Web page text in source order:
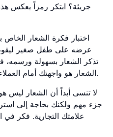
جريئة؟ ابتكر رمزاً يعكس
اختبار فكرة الشعار
عرضه على طفل صغير ليقوم
تذكر الشعار بسهولة ورسمه،
الشعار هو واجهتك أمام العملاء، فلتجعله يترك انطباعاً جيداً.
لا تنسى أبداً أن الشعار ليس هو
جزء مهم ولكنك بحاجة إلى
علامتك التجارية. فكر